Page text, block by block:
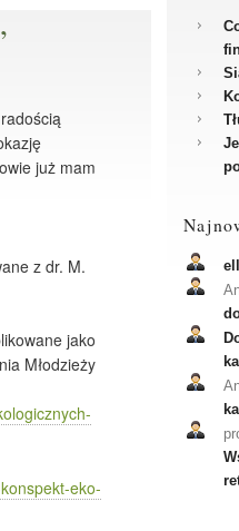
już mam
z dr. M.
jako
Młodzieży
eko-